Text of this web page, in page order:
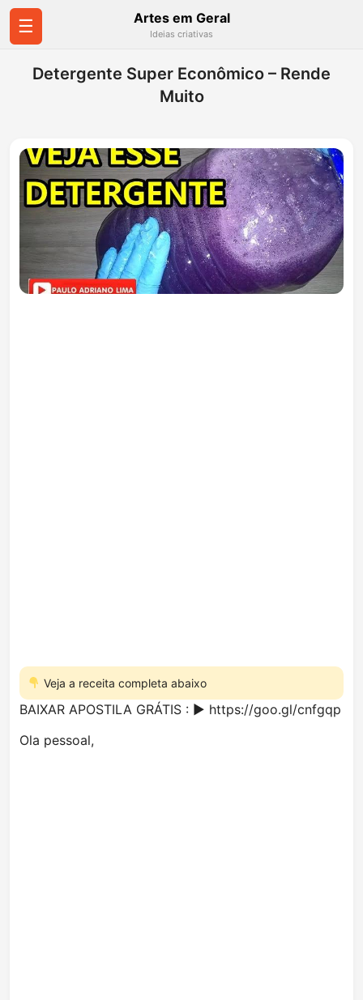
☰ Artes em Geral
Ideias criativas
Detergente Super Econômico – Rende
Muito
Veja a receita completa abaixo
BAIXAR APOSTILA GRÁTIS : ► https://goo.gl/cnfgqp
Ola pessoal,